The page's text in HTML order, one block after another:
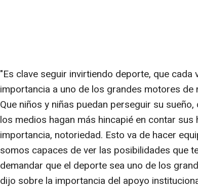
"Es clave seguir invirtiendo deporte, que cada
importancia a uno de los grandes motores de
Que niños y niñas puedan perseguir su
los medios hagan más hincapié en contar
importancia, notoriedad. Esto va de hacer
somos capaces de ver las posibilidades que
demandar que el deporte sea uno de los
dijo sobre la importancia del apoyo